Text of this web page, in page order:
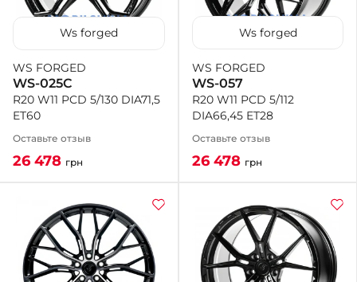
Ws forged
WS FORGED
WS-025C
R20 W11 PCD 5/130 DIA71,5
ET60
Оставьте отзыв
26 478 грн
Ws forged
WS FORGED
WS-057
R20 W11 PCD 5/112
DIA66,45 ET28
Оставьте отзыв
26 478 грн